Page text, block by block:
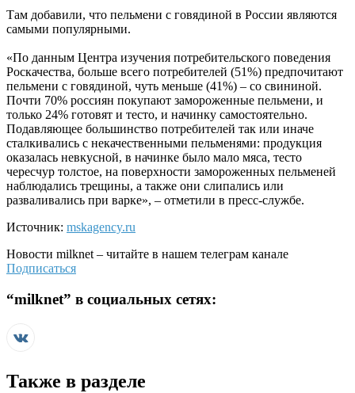
Там добавили, что пельмени с говядиной в России являются
самыми популярными.
«По данным Центра изучения потребительского поведения
Роскачества, больше всего потребителей (51%) предпочитают
пельмени с говядиной, чуть меньше (41%) – со свининой.
Почти 70% россиян покупают замороженные пельмени, и
только 24% готовят и тесто, и начинку самостоятельно.
Подавляющее большинство потребителей так или иначе
сталкивались с некачественными пельменями: продукция
оказалась невкусной, в начинке было мало мяса, тесто
чересчур толстое, на поверхности замороженных пельменей
наблюдались трещины, а также они слипались или
разваливались при варке», – отметили в пресс-службе.
Источник: mskagency.ru
Новости milknet – читайте в нашем телеграм канале
Подписаться
“milknet” в социальных сетях:
Также в разделе